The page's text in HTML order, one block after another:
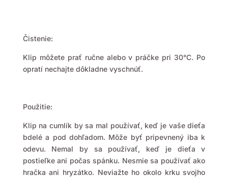
Čistenie:
Klip môžete prať ručne alebo v práčke pri 30°C. Po
opratí nechajte dôkladne vyschnúť.
Použitie:
Klip na cumlík by sa mal používať, keď je vaše dieťa
bdelé a pod dohľadom. Môže byť pripevnený iba k
odevu. Nemal by sa používať, keď je dieťa v
postieľke ani počas spánku. Nesmie sa používať ako
hračka ani hryzátko. Neviažte ho okolo krku svojho